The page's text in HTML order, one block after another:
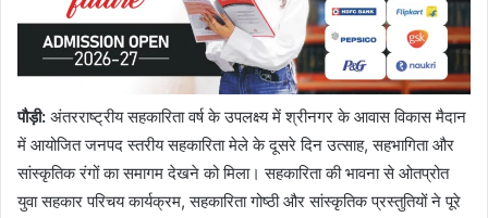
पौड़ी: अंतरराष्ट्रीय सहकारिता वर्ष के उपलक्ष्य में श्रीनगर के आवास विकास मैदान
में आयोजित जनपद स्तरीय सहकारिता मेले के दूसरे दिन उत्साह, सहभागिता और
सांस्कृतिक रंगों का समागम देखने को मिला। सहकारिता की भावना से ओतप्रोत
युवा सहकार परिचय कार्यक्रम, सहकारिता गोष्ठी और सांस्कृतिक प्रस्तुतियों ने पूरे